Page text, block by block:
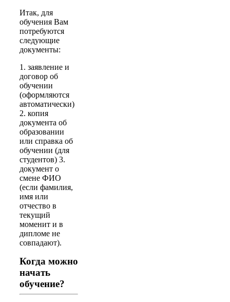
Итак, для
обучения Вам
потребуются
следующие
документы:
1. заявление и
договор об
обучении
(оформляются
автоматически)
2. копия
документа об
образовании
или справка об
обучении (для
студентов) 3.
документ о
смене ФИО
(если фамилия,
имя или
отчество в
текущий
моменит и в
дипломе не
совпадают).
Когда можно
начать
обучение?